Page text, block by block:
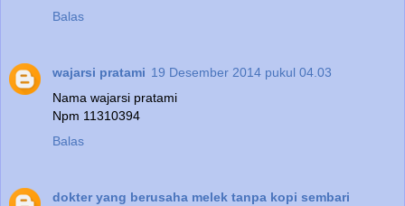
Balas
wajarsi pratami 19 Desember 2014 pukul 04.03
Nama wajarsi pratami
Npm 11310394
Balas
dokter yang berusaha melek tanpa kopi sembari